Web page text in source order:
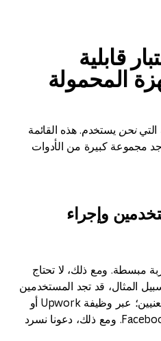
قابلية
المحمولة
التينحن يستخدم. هذه القائمة
مجموعة كبيرة من الأدوات
وإجراء
مبسطة. ومع ذلك، لا تحتاج
المثال، قد تجد المستخدمين
من خلال أصحاب المصلحة المعنيين؛ عبر وظيفة Upwork أو
فقط من خلال منشور على Facebook. ومع ذلك، دعونا نسرد